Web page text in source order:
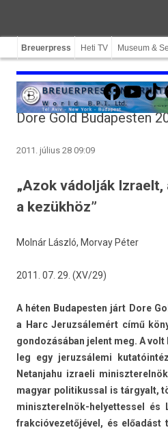
Breuerpress Heti TV Museum &
Facebook
YouTube
Dore Gold Budapesten
2011. július 28 09:09
„Azok vádolják
a kezükhöz”
Molnár László, Mor­vay Péter
2011. 07. 29. (XV/29)
A héten Budapest­en járt Dore
a Harc Jeruz­sálemért című
gon­dozásában jelent meg. A
leg egy jeruz­sálemi
Netan­jahu iz­raeli
magyar politikuss­al is tár­gyalt,
miniszterelnök-helyettessel és
frakcióvezetőjével, és